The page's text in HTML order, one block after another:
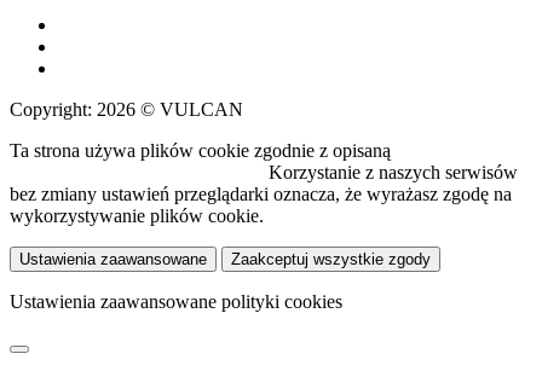
Copyright: 2026 © VULCAN
Ta strona używa plików cookie zgodnie z opisaną
Korzystanie z naszych serwisów
bez zmiany ustawień przeglądarki oznacza, że wyrażasz zgodę na
wykorzystywanie plików cookie.
Ustawienia zaawansowane Zaakceptuj wszystkie zgody
Ustawienia zaawansowane polityki cookies